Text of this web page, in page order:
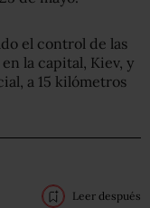
el control de las
la capital, Kiev, y
a 15 kilómetros
Leer después